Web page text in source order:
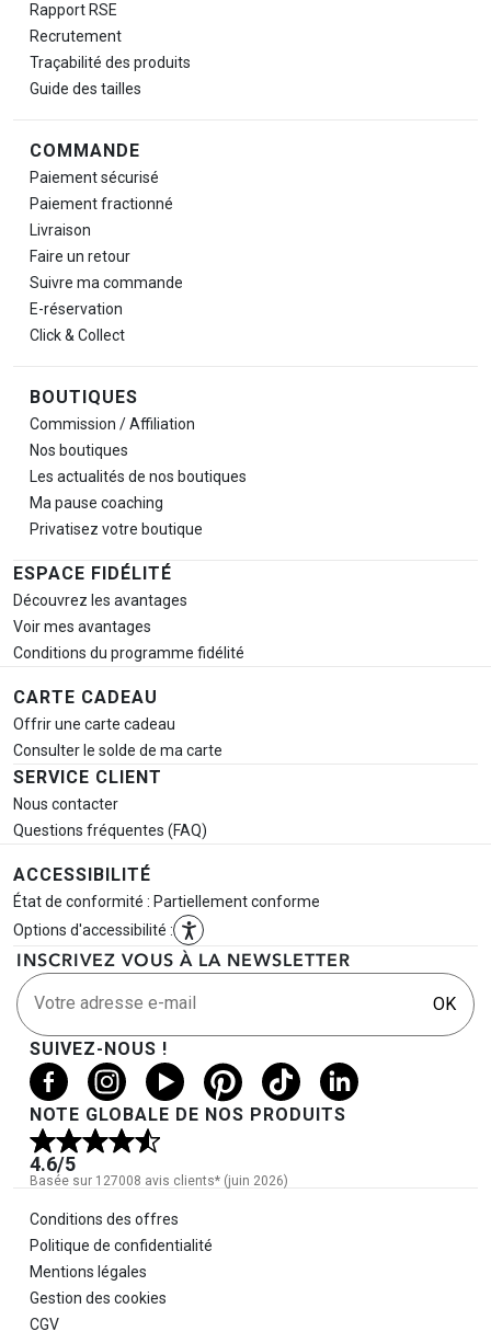
Rapport RSE
Recrutement
Traçabilité des produits
Guide des tailles
COMMANDE
Paiement sécurisé
Paiement fractionné
Livraison
Faire un retour
Suivre ma commande
E-réservation
Click & Collect
BOUTIQUES
Commission / Affiliation
Nos boutiques
Les actualités de nos boutiques
Ma pause coaching
Privatisez votre boutique
ESPACE FIDÉLITÉ
Découvrez les avantages
Voir mes avantages
Conditions du programme fidélité
CARTE CADEAU
Offrir une carte cadeau
Consulter le solde de ma carte
SERVICE CLIENT
Nous contacter
Questions fréquentes (FAQ)
ACCESSIBILITÉ
État de conformité : Partiellement conforme
Options d'accessibilité :
INSCRIVEZ VOUS À LA NEWSLETTER
Votre adresse e-mail OK
SUIVEZ-NOUS !
NOTE GLOBALE DE NOS PRODUITS
4.6/5
Basée sur 127008 avis clients* (juin 2026)
Informations légales
Conditions des offres
Politique de confidentialité
Mentions légales
Gestion des cookies
CGV